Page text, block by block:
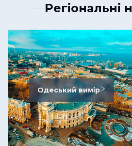
Регіональні
Одеський вимір